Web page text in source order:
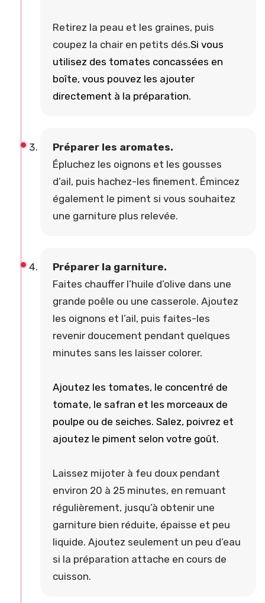
Retirez la peau et les graines, puis
coupez la chair en petits dés.Si vous
utilisez des tomates concassées en
boîte, vous pouvez les ajouter
directement à la préparation.
Préparer les aromates.
Épluchez les oignons et les gousses
d’ail, puis hachez-les finement. Émincez
également le piment si vous souhaitez
une garniture plus relevée.
Préparer la garniture.
Faites chauffer l’huile d’olive dans une
grande poêle ou une casserole. Ajoutez
les oignons et l’ail, puis faites-les
revenir doucement pendant quelques
minutes sans les laisser colorer.
Ajoutez les tomates, le concentré de
tomate, le safran et les morceaux de
poulpe ou de seiches. Salez, poivrez et
ajoutez le piment selon votre goût.
Laissez mijoter à feu doux pendant
environ 20 à 25 minutes, en remuant
régulièrement, jusqu’à obtenir une
garniture bien réduite, épaisse et peu
liquide. Ajoutez seulement un peu d’eau
si la préparation attache en cours de
cuisson.